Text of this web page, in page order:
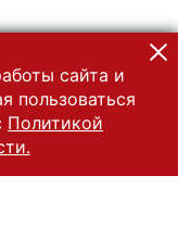
сайта и
пользоваться
Политикой